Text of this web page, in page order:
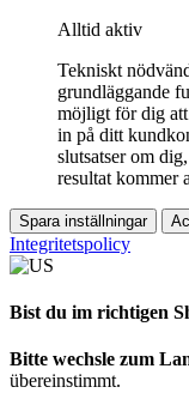
Alltid aktiv
Tekniskt
grundläggande
möjligt för dig
in på ditt
slutsatser om
resultat kommer
Spara inställningar
Integritetspolicy
Bist du im richtigen
Bitte wechsle zum
übereinstimmt.